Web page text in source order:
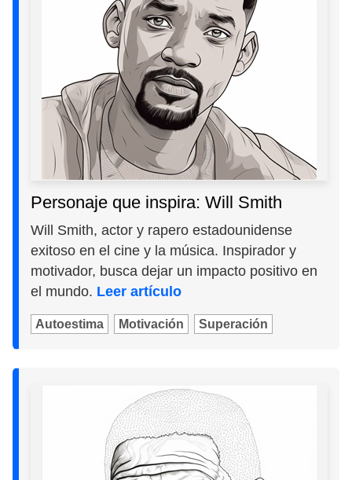
Personaje que inspira: Will Smith
Will Smith, actor y rapero estadounidense
exitoso en el cine y la música. Inspirador y
motivador, busca dejar un impacto positivo en
el mundo. Leer artículo
Autoestima Motivación Superación